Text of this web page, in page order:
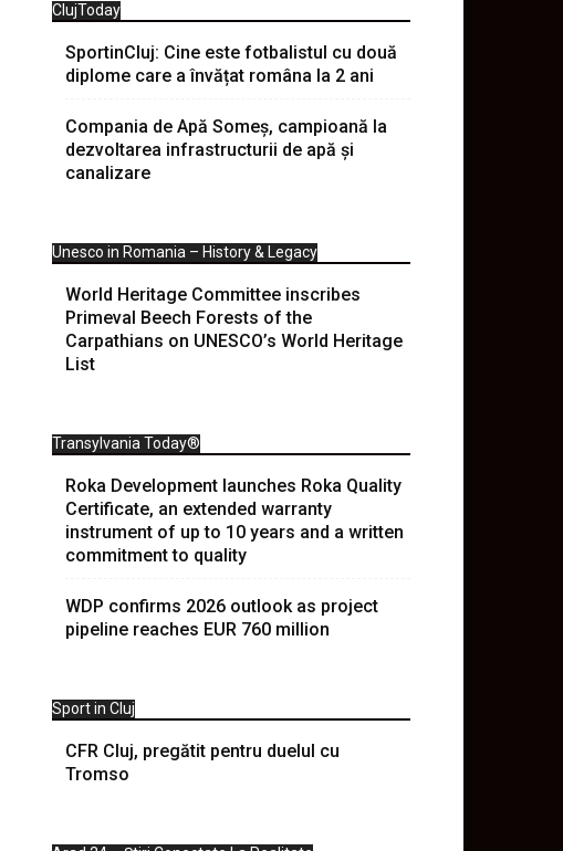
ClujToday
SportinCluj: Cine este fotbalistul cu două
diplome care a învățat româna la 2 ani
Compania de Apă Someș, campioană la
dezvoltarea infrastructurii de apă și
canalizare
Unesco in Romania – History & Legacy
World Heritage Committee inscribes
Primeval Beech Forests of the
Carpathians on UNESCO’s World Heritage
List
Transylvania Today®
Roka Development launches Roka Quality
Certificate, an extended warranty
instrument of up to 10 years and a written
commitment to quality
WDP confirms 2026 outlook as project
pipeline reaches EUR 760 million
Sport in Cluj
CFR Cluj, pregătit pentru duelul cu
Tromso